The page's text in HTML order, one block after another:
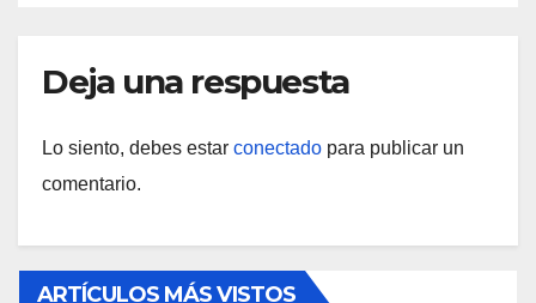
Deja una respuesta
Lo siento, debes estar conectado para publicar un
comentario.
ARTÍCULOS MÁS VISTOS